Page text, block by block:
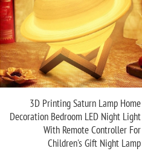
3D Printing Saturn Lamp Home
Decoration Bedroom LED Night Light
With Remote Controller For
Children's Gift Night Lamp